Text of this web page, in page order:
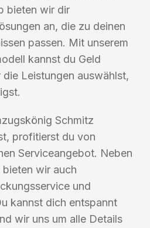
bieten wir dir
an, die zu deinen
passen. Mit unserem
kannst du Geld
Leistungen auswählst,
Schmitz
profitierst du von
Serviceangebot. Neben
wir auch
und
kannst dich entspannt
wir uns um alle Details